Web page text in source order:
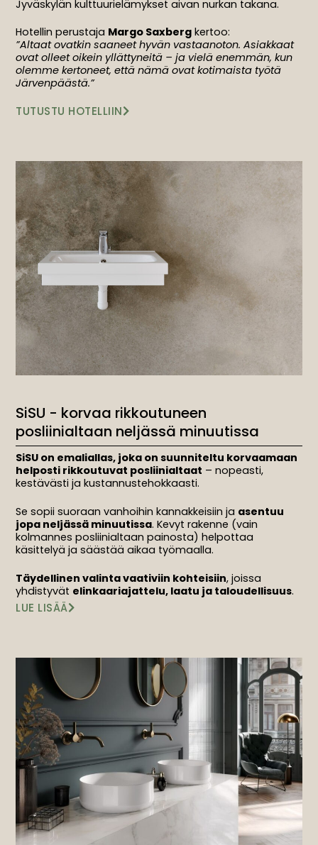
Jyväskylän kulttuurielämykset aivan nurkan takana.
Hotellin perustaja Margo Saxberg kertoo:
”Altaat ovatkin saaneet hyvän vastaanoton. Asiakkaat
ovat olleet oikein yllättyneitä – ja vielä enemmän, kun
olemme kertoneet, että nämä ovat kotimaista työtä
Järvenpäästä.”
TUTUSTU HOTELLIIN
SiSU - korvaa rikkoutuneen
posliinialtaan neljässä minuutissa
SiSU on emaliallas, joka on suunniteltu korvaamaan
helposti rikkoutuvat posliinialtaat – nopeasti,
kestävästi ja kustannustehokkaasti.
Se sopii suoraan vanhoihin kannakkeisiin ja asentuu
jopa neljässä minuutissa. Kevyt rakenne (vain
kolmannes posliinialtaan painosta) helpottaa
käsittelyä ja säästää aikaa työmaalla.
Täydellinen valinta vaativiin kohteisiin, joissa
yhdistyvät elinkaariajattelu, laatu ja taloudellisuus.
LUE LISÄÄ